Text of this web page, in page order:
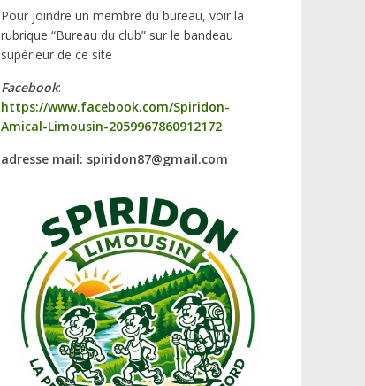
Pour joindre un membre du bureau, voir la
rubrique “Bureau du club” sur le bandeau
supérieur de ce site
Facebook:
https://www.facebook.com/Spiridon-
Amical-Limousin-2059967860912172
adresse mail: spiridon87@gmail.com